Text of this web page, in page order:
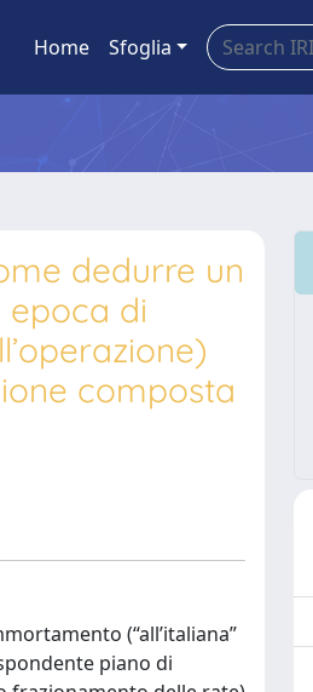
Home Sfoglia
dedurre un
di
composta
(“all’italiana”
piano di